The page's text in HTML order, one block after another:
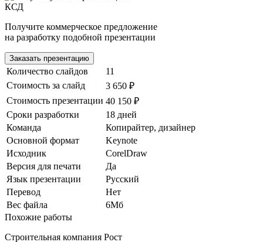
КСД
Получите коммерческое предложение
на разработку подобной презентации
Заказать презентацию
Количество слайдов
11
Стоимость за слайд
3 650 ₽
Стоимость презентации 40 150 ₽
Сроки разработки
18 дней
Команда
Копирайтер, дизайнер
Основной формат
Keynote
Исходник
CorelDraw
Версия для печати
Да
Язык презентации
Русский
Перевод
Нет
Вес файла
6Мб
Похожие работы
Строительная компания Рост